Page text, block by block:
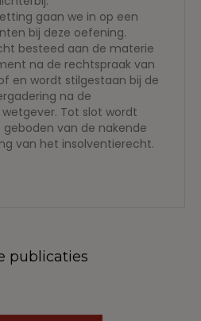
gaan we in op een
bij deze oefening.
besteed aan de materie
na de rechtspraak van
en wordt stilgestaan bij de
na de
Tot slot wordt
van de nakende
van het insolventierecht.
publicaties